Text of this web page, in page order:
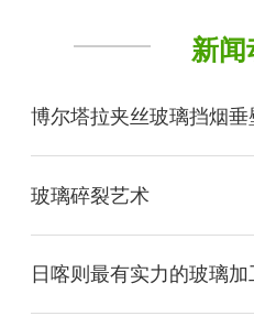
新闻
博尔塔拉夹丝玻璃挡烟垂
玻璃碎裂艺术
日喀则最有实力的玻璃加